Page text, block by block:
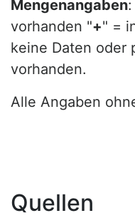
Mengenangaben
vorhanden "+" =
keine Daten oder
vorhanden.
Alle Angaben
Quellen